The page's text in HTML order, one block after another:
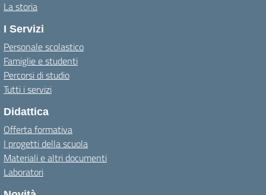
La storia
I Servizi
Personale scolastico
Famiglie e studenti
Percorsi di studio
Tutti i servizi
Didattica
Offerta formativa
I progetti della scuola
Materiali e altri documenti
Laboratori